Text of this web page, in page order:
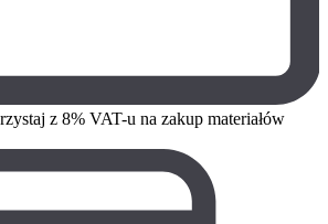
z 8% VAT-u na zakup materiałów